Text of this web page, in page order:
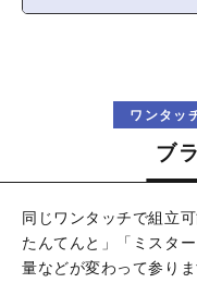
ワンタッ
ブ
同じワンタッチで組立
たんてんと」「ミスタ
量などが変わって参り